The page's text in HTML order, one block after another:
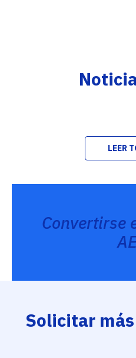
LEER
Convertirse
Solicitar